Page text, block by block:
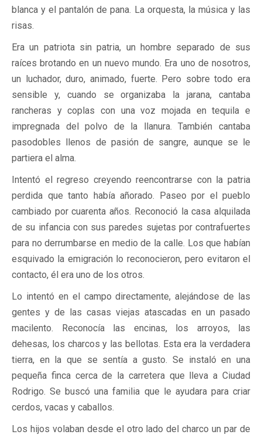
blanca y el pantalón de pana. La orquesta, la música y las
risas.
Era un patriota sin patria, un hombre separado de sus
raíces brotando en un nuevo mundo. Era uno de nosotros,
un luchador, duro, animado, fuerte. Pero sobre todo era
sensible y, cuando se organizaba la jarana, cantaba
rancheras y coplas con una voz mojada en tequila e
impregnada del polvo de la llanura. También cantaba
pasodobles llenos de pasión de sangre, aunque se le
partiera el alma.
Intentó el regreso creyendo reencontrarse con la patria
perdida que tanto había añorado. Paseo por el pueblo
cambiado por cuarenta años. Reconoció la casa alquilada
de su infancia con sus paredes sujetas por contrafuertes
para no derrumbarse en medio de la calle. Los que habían
esquivado la emigración lo reconocieron, pero evitaron el
contacto, él era uno de los otros.
Lo intentó en el campo directamente, alejándose de las
gentes y de las casas viejas atascadas en un pasado
macilento. Reconocía las encinas, los arroyos, las
dehesas, los charcos y las bellotas. Esta era la verdadera
tierra, en la que se sentía a gusto. Se instaló en una
pequeña finca cerca de la carretera que lleva a Ciudad
Rodrigo. Se buscó una familia que le ayudara para criar
cerdos, vacas y caballos.
Los hijos volaban desde el otro lado del charco un par de